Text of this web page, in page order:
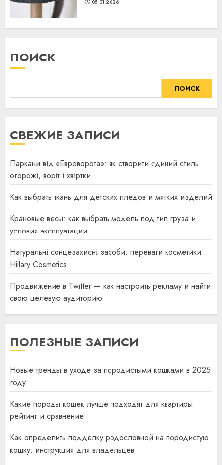
05.01.2026
ПОИСК
ПОИСК
СВЕЖИЕ ЗАПИСИ
Паркани від «Евроворота»: як створити єдиний стиль
огорожі, воріт і хвіртки
Как выбрать ткань для детских пледов и мягких изделий
Крановые весы: как выбрать модель под тип груза и
условия эксплуатации
Натуральні сонцезахисні засоби: переваги косметики
Hillary Cosmetics
Продвижение в Twitter — как настроить рекламу и найти
свою целевую аудиторию
ПОЛЕЗНЫЕ ЗАПИСИ
Новые тренды в уходе за породистыми кошками в 2025
году
Какие породы кошек лучше подходят для квартиры:
рейтинг и сравнение
Как определить подделку родословной на породистую
кошку: инструкция для владельцев